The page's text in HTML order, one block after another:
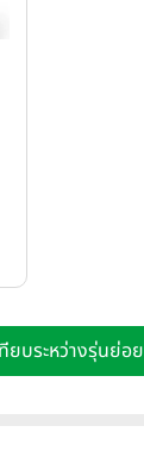
ยบระหว่างรุ่นย่อย